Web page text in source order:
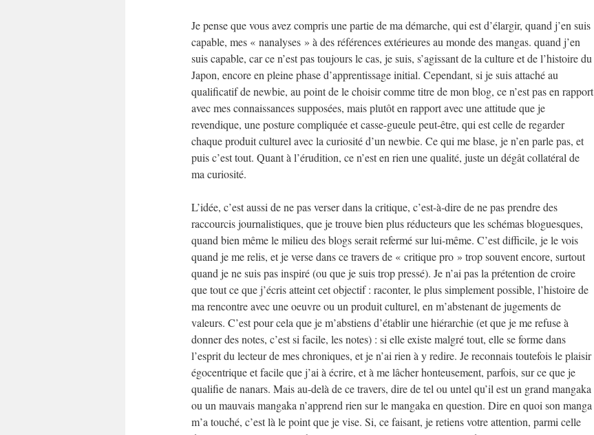
Je pense que vous avez compris une partie de ma démarche, qui est d’élargir, quand j’en suis
capable, mes « nanalyses » à des références extérieures au monde des mangas. quand j’en
suis capable, car ce n’est pas toujours le cas, je suis, s’agissant de la culture et de l’histoire du
Japon, encore en pleine phase d’apprentissage initial. Cependant, si je suis attaché au
qualificatif de newbie, au point de le choisir comme titre de mon blog, ce n’est pas en rapport
avec mes connaissances supposées, mais plutôt en rapport avec une attitude que je
revendique, une posture compliquée et casse-gueule peut-être, qui est celle de regarder
chaque produit culturel avec la curiosité d’un newbie. Ce qui me blase, je n’en parle pas, et
puis c’est tout. Quant à l’érudition, ce n’est en rien une qualité, juste un dégât collatéral de
ma curiosité.
L’idée, c’est aussi de ne pas verser dans la critique, c’est-à-dire de ne pas prendre des
raccourcis journalistiques, que je trouve bien plus réducteurs que les schémas bloguesques,
quand bien même le milieu des blogs serait refermé sur lui-même. C’est difficile, je le vois
quand je me relis, et je verse dans ce travers de « critique pro » trop souvent encore, surtout
quand je ne suis pas inspiré (ou que je suis trop pressé). Je n’ai pas la prétention de croire
que tout ce que j’écris atteint cet objectif : raconter, le plus simplement possible, l’histoire de
ma rencontre avec une oeuvre ou un produit culturel, en m’abstenant de jugements de
valeurs. C’est pour cela que je m’abstiens d’établir une hiérarchie (et que je me refuse à
donner des notes, c’est si facile, les notes) : si elle existe malgré tout, elle se forme dans
l’esprit du lecteur de mes chroniques, et je n’ai rien à y redire. Je reconnais toutefois le plaisir
égocentrique et facile que j’ai à écrire, et à me lâcher honteusement, parfois, sur ce que je
qualifie de nanars. Mais au-delà de ce travers, dire de tel ou untel qu’il est un grand mangaka
ou un mauvais mangaka n’apprend rien sur le mangaka en question. Dire en quoi son manga
m’a touché, c’est là le point que je vise. Si, ce faisant, je retiens votre attention, parmi celle